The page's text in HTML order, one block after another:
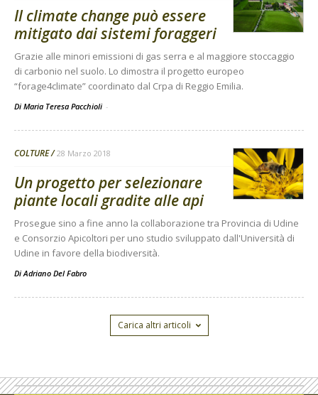
Il climate change può essere
mitigato dai sistemi foraggeri
Grazie alle minori emissioni di gas serra e al maggiore stoccaggio
di carbonio nel suolo. Lo dimostra il progetto europeo
“forage4climate” coordinato dal Crpa di Reggio Emilia.
Di Maria Teresa Pacchioli -
COLTURE 28 Marzo 2018
Un progetto per selezionare
piante locali gradite alle api
Prosegue sino a fine anno la collaborazione tra Provincia di Udine
e Consorzio Apicoltori per uno studio sviluppato dall'Università di
Udine in favore della biodiversità.
DiAdriano Del Fabro
Carica altri articoli